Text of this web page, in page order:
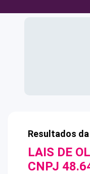
Resultados
LAIS DE
CNPJ